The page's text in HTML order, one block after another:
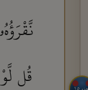
١٥ قُل